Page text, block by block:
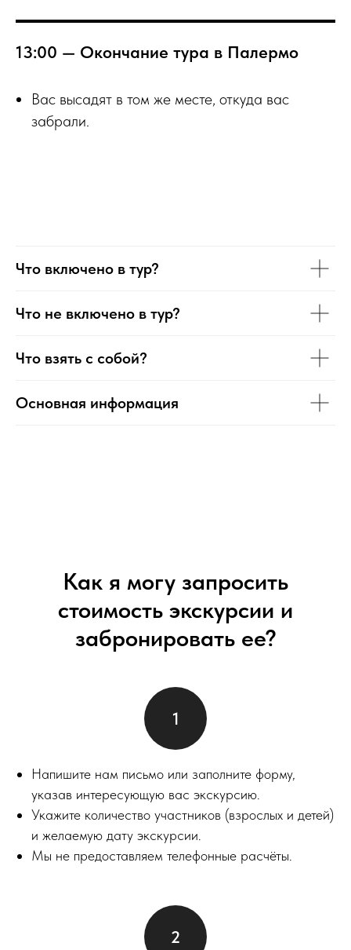
13:00 — Окончание тура в Палермо
Вас высадят в том же месте, откуда вас
забрали.
Что включено в тур?
Что не включено в тур?
Что взять с собой?
Основная информация
Как я могу запросить
стоимость экскурсии и
забронировать ее?
Напишите нам письмо или заполните форму,
указав интересующую вас экскурсию.
Укажите количество участников (взрослых и детей)
и желаемую дату экскурсии.
Мы не предоставляем телефонные расчёты.